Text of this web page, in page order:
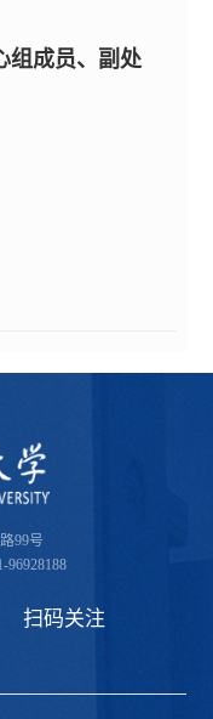
组成员、副处
99号
96928188
扫码关注